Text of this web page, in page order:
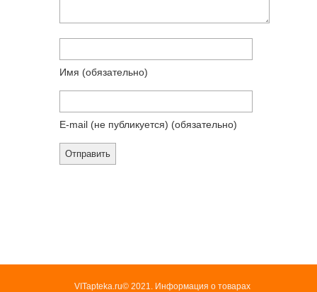
Имя (обязательно)
E-mail (не публикуется) (обязательно)
VITapteka.ru© 2021. Информация о товарах